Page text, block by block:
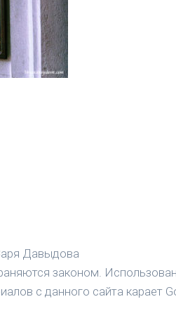
Давыдова
законом.
с данного сайта карает